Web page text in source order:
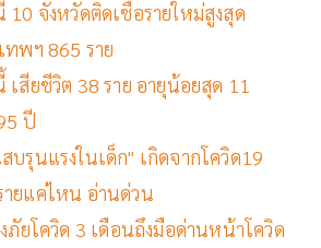
10 จังหวัดติดเชื้อรายใหม่สูงสุด
ทพฯ 865 ราย
เสียชีวิต 38 ราย อายุน้อยสุด 11
ปี
บรุนแรงในเด็ก" เกิดจากโควิด19
ยแค่ไหน อ่านด่วน
ภัยโควิด 3 เดือนถึงมือด่านหน้าโควิด